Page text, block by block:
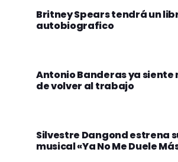
Britney Spears tendrá un
autobiografico
Antonio Banderas ya siente
de volver al trabajo
Silvestre Dangond estrena
musical «Ya No Me Duele